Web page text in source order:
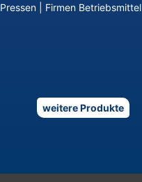
Pressen
Firmen Betriebsmittel
weitere Produkte